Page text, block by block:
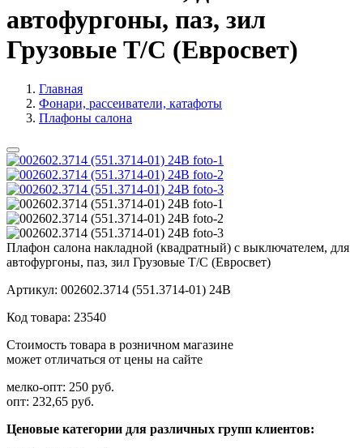
автофургоны, паз, зил
Грузовые Т/С (Евросвет)
Главная
Фонари, рассеиватели, катафоты
Плафоны салона
Плафон салона накладной (квадратный) с выключателем, для
автофургоны, паз, зил Грузовые Т/С (Евросвет)
Артикул: 002602.3714 (551.3714-01) 24В
Код товара: 23540
Стоимость товара в розничном магазине
может отличаться от цены на сайте
мелко-опт: 250 руб.
опт: 232,65 руб.
Ценовые категории для различных групп клиентов: